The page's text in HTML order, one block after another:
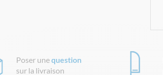
Poser unequestion
sur la livraison